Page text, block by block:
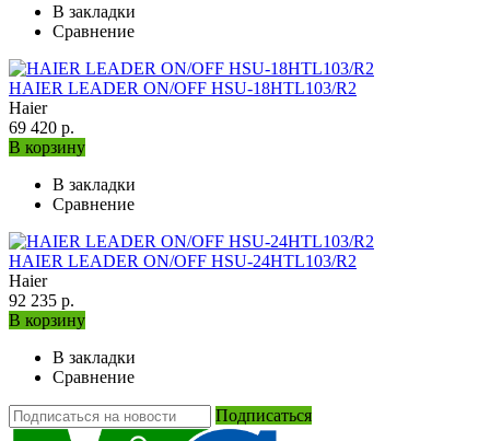
В закладки
Сравнение
HAIER LEADER ON/OFF HSU-18HTL103/R2
Haier
69 420 р.
В корзину
В закладки
Сравнение
HAIER LEADER ON/OFF HSU-24HTL103/R2
Haier
92 235 р.
В корзину
В закладки
Сравнение
Подписаться